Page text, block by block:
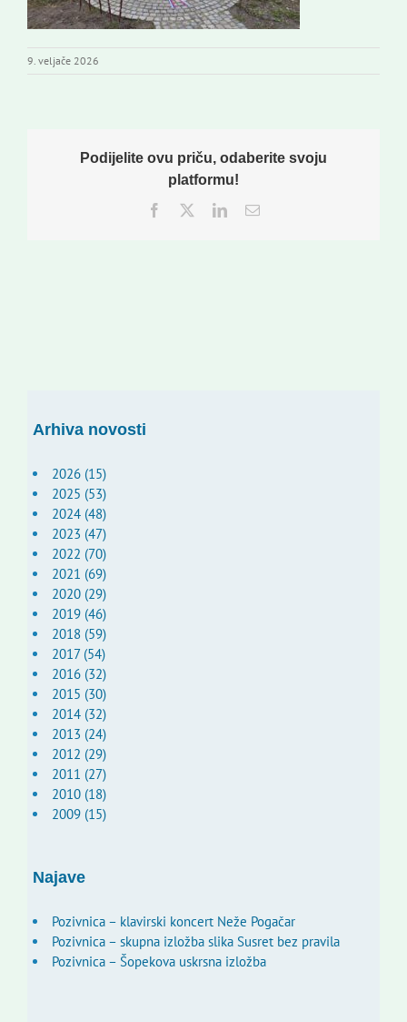
9. veljače 2026
Podijelite ovu priču, odaberite svoju
platformu!
Facebook
TwitterLinkedInEmail:
Arhiva novosti
2026 (15)
2025 (53)
2024 (48)
2023 (47)
2022 (70)
2021 (69)
2020 (29)
2019 (46)
2018 (59)
2017 (54)
2016 (32)
2015 (30)
2014 (32)
2013 (24)
2012 (29)
2011 (27)
2010 (18)
2009 (15)
Najave
Pozivnica – klavirski koncert Neže Pogačar
Pozivnica – skupna izložba slika Susret bez pravila
Pozivnica – Šopekova uskrsna izložba